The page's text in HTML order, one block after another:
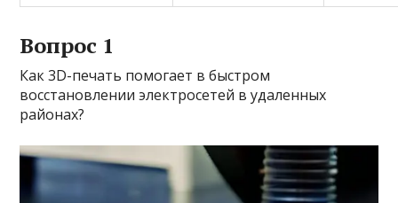
Вопрос 1
Как 3D-печать помогает в быстром
восстановлении электросетей в удаленных
районах?